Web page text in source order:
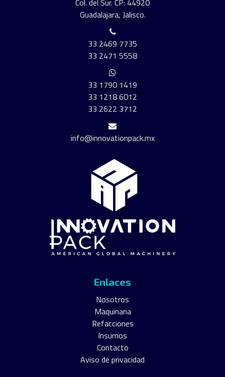
Guadalajara, Jalisco.
33 2469 7735
33 2471 5558
33 1790 1419
33 1218 6012
33 2622 3712
info@innovationpack.mx
Enlaces
Nosotros
Maquinaria
Refacciones
Insumos
Contacto
Aviso de privacidad